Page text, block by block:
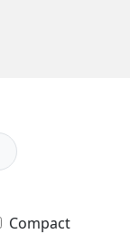
Compact